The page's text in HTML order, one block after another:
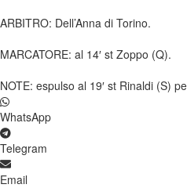
ARBITRO: Dell’Anna di Torino.
MARCATORE: al 14′ st Zoppo (Q).
NOTE: espulso al 19′ st Rinaldi (S)
WhatsApp
Telegram
Email